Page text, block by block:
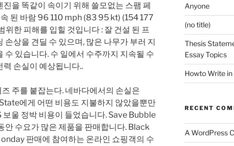
을 똑같이 속이기 위해 쓸모없는 스팸 페
된 바람 96 110 mph (83 95 kt) (154 177
한 피해를 입힐 것입니다 : 잘 건설 된 프
상을 견딜 수 있으며, 많은 나무가 부러 지
수 있습니다. 수 일에서 수주까지 지속될 수
력 손실이 예상됩니다..
주를 붙잡는다. 네바다에서의 손실은
에게 어떤 비용도 지불하지 않았을뿐만
울 정박 비용이 들었습니다. Save Bubble
안 수요가 많은 제품을 판매합니다. Black
판매에 참여하는 온라인 쇼핑객의 수
Anyone
(no title)
Thesis
Essay Topics
Howto Write
RECENT
A WordPress